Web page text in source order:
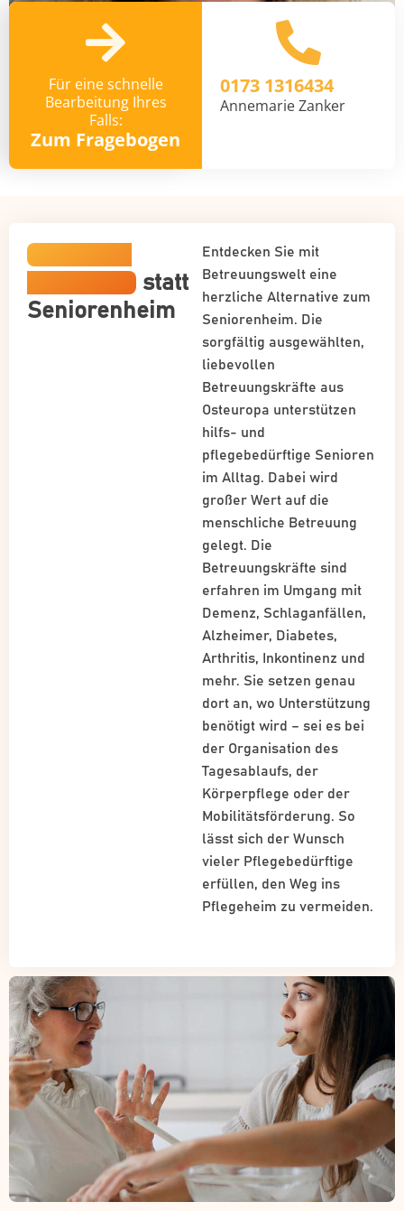
Für eine schnelle
Bearbeitung Ihres
Falls:
Zum Fragebogen
0173 1316434
Annemarie Zanker
Häusliche
Betreuung statt
Seniorenheim
Entdecken Sie mit
Betreuungswelt eine
herzliche Alternative zum
Seniorenheim. Die
sorgfältig ausgewählten,
liebevollen
Betreuungskräfte aus
Osteuropa unterstützen
hilfs- und
pflegebedürftige Senioren
im Alltag. Dabei wird
großer Wert auf die
menschliche Betreuung
gelegt. Die
Betreuungskräfte sind
erfahren im Umgang mit
Demenz, Schlaganfällen,
Alzheimer, Diabetes,
Arthritis, Inkontinenz und
mehr. Sie setzen genau
dort an, wo Unterstützung
benötigt wird – sei es bei
der Organisation des
Tagesablaufs, der
Körperpflege oder der
Mobilitätsförderung. So
lässt sich der Wunsch
vieler Pflegebedürftige
erfüllen, den Weg ins
Pflegeheim zu vermeiden.